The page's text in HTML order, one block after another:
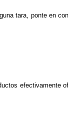
tara, ponte en
efectivamente